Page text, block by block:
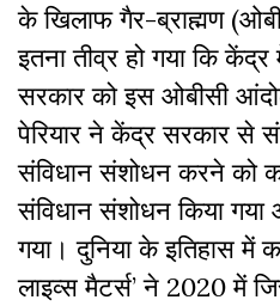
के खिलाफ गैर-ब्राह्मण
इतना तीव्र हो गया कि
सरकार को इस ओबीसी
पेरियार ने केंद्र सरकार से
संविधान संशोधन करने को
संविधान संशोधन किया
गया। दुनिया के इतिहास में
लाइव्स मैटर्स’ ने 2020 में